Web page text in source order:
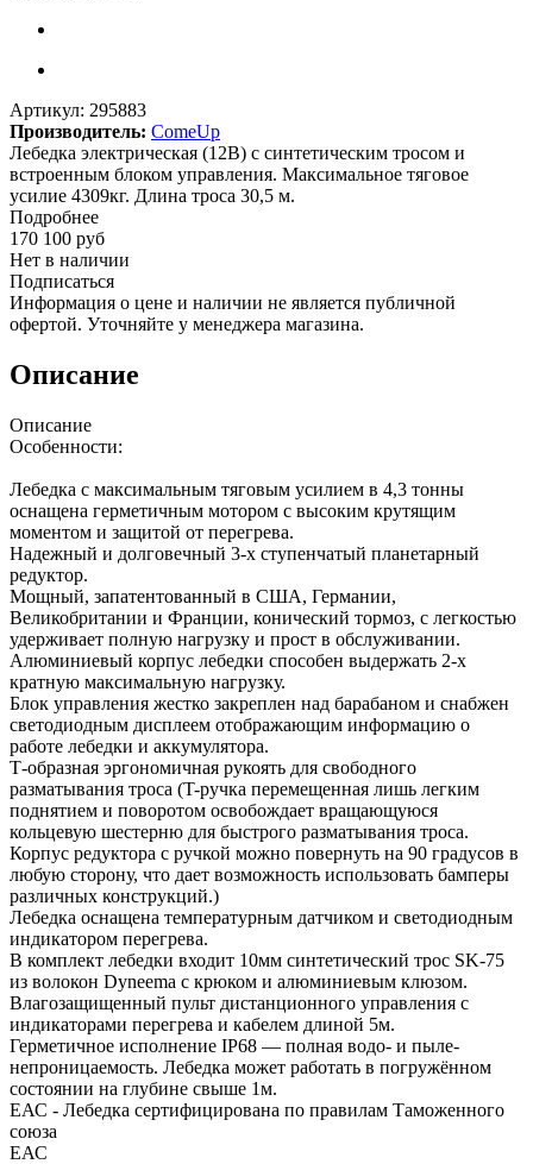
Артикул: 295883
Производитель: ComeUp
Лебедка электрическая (12В) с синтетическим тросом и
встроенным блоком управления. Максимальное тяговое
усилие 4309кг. Длина троса 30,5 м.
Подробнее
170 100 руб
Нет в наличии
Подписаться
Информация о цене и наличии не является публичной
офертой. Уточняйте у менеджера магазина.
Описание
Описание
Особенности:
Лебедка c максимальным тяговым усилием в 4,3 тонны
оснащена герметичным мотором с высоким крутящим
моментом и защитой от перегрева.
Надежный и долговечный 3-х ступенчатый планетарный
редуктор.
Мощный, запатентованный в США, Германии,
Великобритании и Франции, конический тормоз, с легкостью
удерживает полную нагрузку и прост в обслуживании.
Алюминиевый корпус лебедки способен выдержать 2-х
кратную максимальную нагрузку.
Блок управления жестко закреплен над барабаном и снабжен
светодиодным дисплеем отображающим информацию о
работе лебедки и аккумулятора.
Т-образная эргономичная рукоять для свободного
разматывания троса (T-ручка перемещенная лишь легким
поднятием и поворотом освобождает вращающуюся
кольцевую шестерню для быстрого разматывания троса.
Корпус редуктора с ручкой можно повернуть на 90 градусов в
любую сторону, что дает возможность использовать бамперы
различных конструкций.)
Лебедка оснащена температурным датчиком и светодиодным
индикатором перегрева.
В комплект лебедки входит 10мм синтетический трос SK-75
из волокон Dyneema с крюком и алюминиевым клюзом.
Влагозащищенный пульт дистанционного управления с
индикаторами перегрева и кабелем длиной 5м.
Герметичное исполнение IP68 — полная водо- и пыле-
непроницаемость. Лебедка может работать в погружённом
состоянии на глубине свыше 1м.
ЕАС - Лебедка сертифицирована по правилам Таможенного
союза
ЕАС